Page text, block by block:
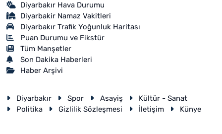
Diyarbakır Hava Durumu
Diyarbakir Namaz Vakitleri
Diyarbakır Trafik Yoğunluk Haritası
Puan Durumu ve Fikstür
Tüm Manşetler
Son Dakika Haberleri
Haber Arşivi
Diyarbakır Spor Asayiş
Kültür - Sanat
Politika
Gizlilik Sözleşmesi İletişim Künye